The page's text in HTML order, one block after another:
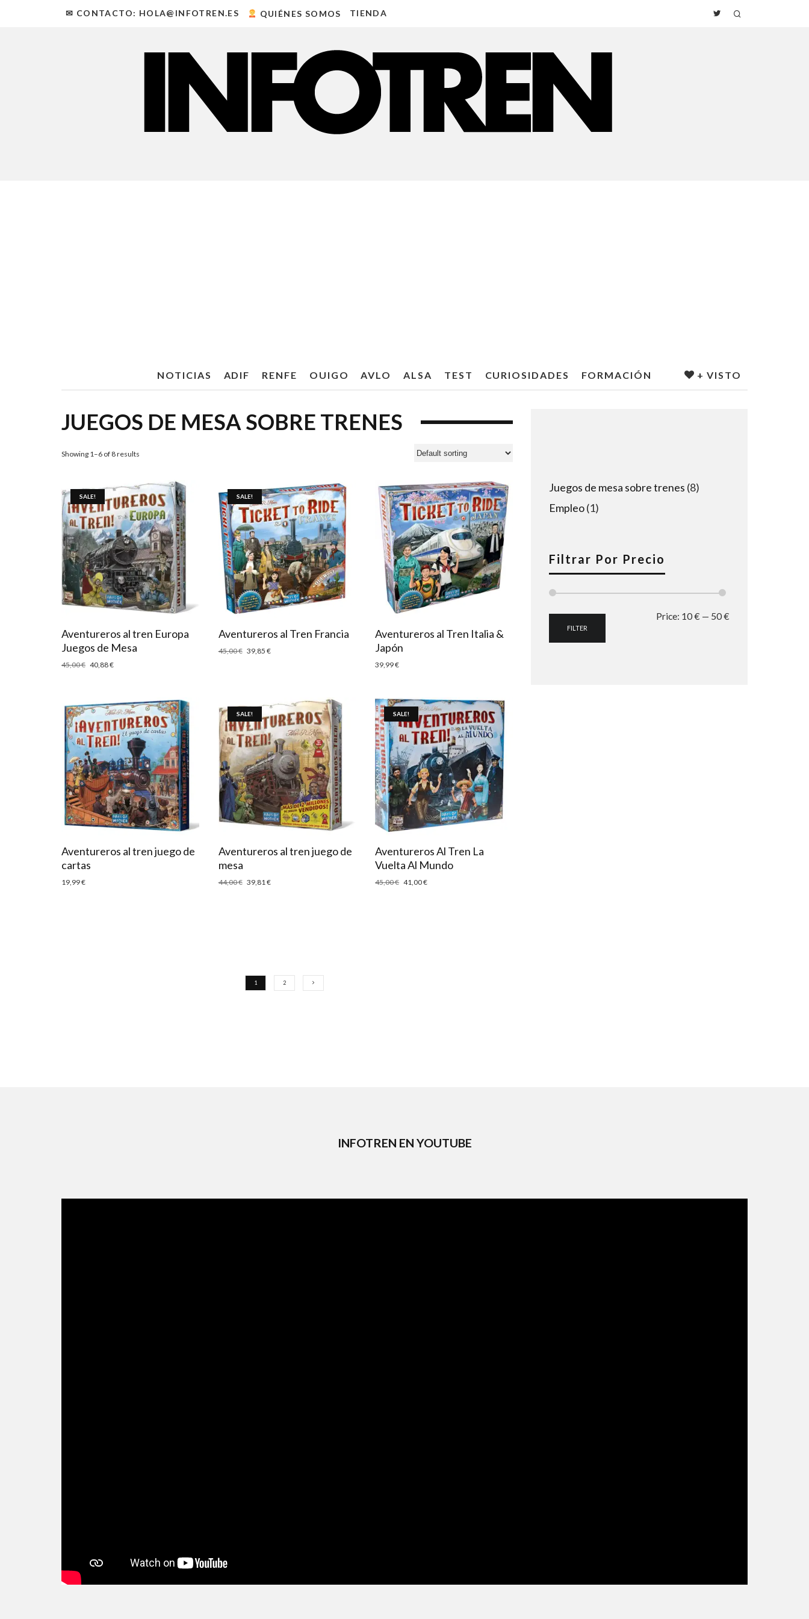
✉ CONTACTO: HOLA@INFOTREN.ES QUIÉNES SOMOS TIENDA
NOTICIAS ADIF RENFE OUIGO AVLO ALSA TEST CURIOSIDADES FORMACIÓN + VISTO
JUEGOS DE MESA SOBRE TRENES
Showing 1–6 of 8 results
SALE!
Aventureros al tren Europa
Juegos de Mesa
45,00€ 40,88€
SALE!
Aventureros al Tren Francia
45,00€ 39,85 €
Aventureros al Tren Italia &
Japón
39,99€
Aventureros al tren juego de
cartas
19,99€
SALE!
Aventureros al tren juego de
mesa
44,00€ 39,81 €
SALE!
Aventureros Al Tren La
Vuelta Al Mundo
45,00€ 41,00€
1 2
Juegos de mesa sobre trenes 88
Empleo 11
Filtrar Por Precio
FILTER
Price: 10 € — 50 €
INFOTREN EN YOUTUBE